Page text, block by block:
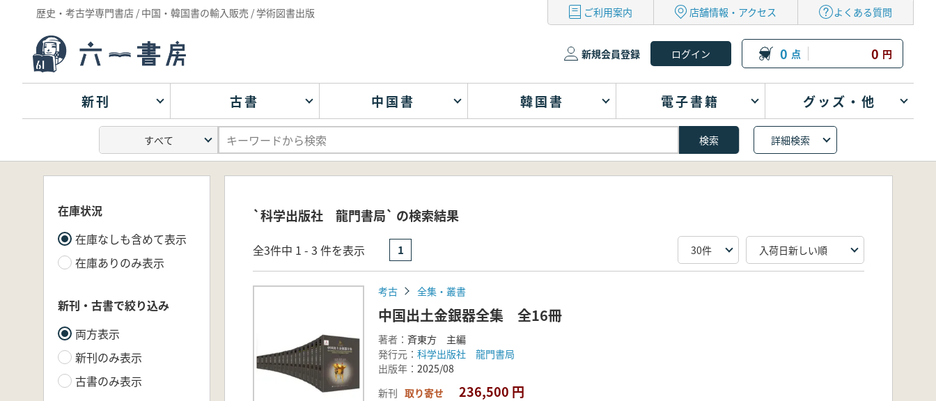
歴史・考古学専門書店 / 中国・韓国書の輸入販売 / 学術図書出版 ご利用案内 店舗情報・アクセス よくある質問
新規会員登録 0 点 0 円
新刊 古書 中国書 韓国書 電子書籍 グッズ・他
詳細検索
在庫状況
在庫なしも含めて表示
在庫ありのみ表示
新刊・古書で絞り込み
両方表示
新刊のみ表示
古書のみ表示
`科学出版社 龍門書局` の検索結果
全3件中 1 - 3 件を表示 1
考古 全集・叢書
中国出土金銀器全集 全16冊
著者： 斉東方 主編
発行元： 科学出版社 龍門書局
出版年： 2025/08
新刊 取り寄せ 236,500 円